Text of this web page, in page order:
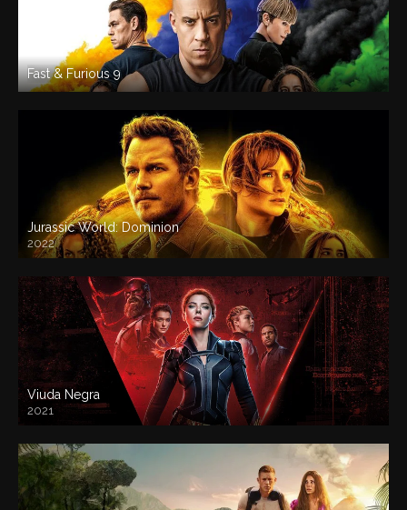
Fast & Furious 9
Jurassic World: Dominion
2022
Viuda Negra
2021